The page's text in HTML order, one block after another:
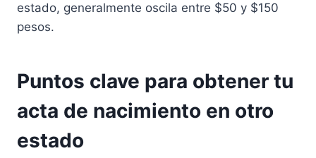
estado, generalmente oscila entre $50 y $150
pesos.
Puntos clave para obtener tu
acta de nacimiento en otro
estado